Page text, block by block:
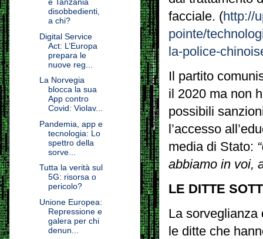
facciale. (http://
pointe/
la-police-
Il partito
il 2020 ma non
possibili
l’accesso
media di Stato:
abbiamo in voi,
LE DITTE
La sorveglianza
le ditte che
e Tanzania
disobbedienti,
a chi?
Digital Service
Act: L’Europa
prepara le
nuove reg...
La Norvegia
blocca la sua
App contro
Covid: Violav...
Pandemia, app e
tecnologia: Lo
spettro della
sorve...
Tutta la verità sul
5G: risorsa o
pericolo?
Unione Europea:
Repressione e
galera per chi
denun...